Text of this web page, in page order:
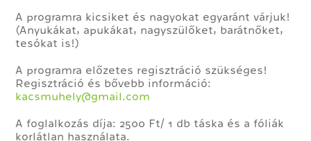
A programra kicsiket és nagyokat egyaránt várjuk!
(Anyukákat, apukákat, nagyszülőket, barátnőket,
tesókat is!)
A programra előzetes regisztráció szükséges!
Regisztráció és bővebb információ:
kacsmuhely@gmail.com
A foglalkozás díja: 2500 Ft/ 1 db táska és a fóliák
korlátlan használata.